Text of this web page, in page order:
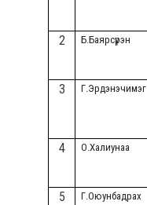
2 Б.Баярсүрэн
3 Г.Эрдэнэчимэг
4
О.Халиунаа
5 Г.Оюунбадрах